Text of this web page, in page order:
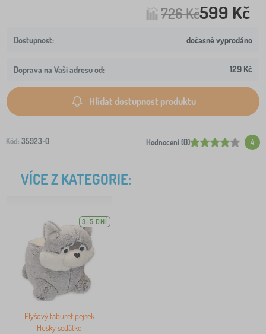
726 Kč599 Kč
dočasně vyprodáno
Doprava na Vaši adresu od: 129 Kč
Hlídat dostupnost produktu
Kód: 35923-0 Hodnocení (0) 4
VÍCE Z KATEGORIE:
3-5 DNÍ
Plyšový taburet pejsek
Husky sedátko